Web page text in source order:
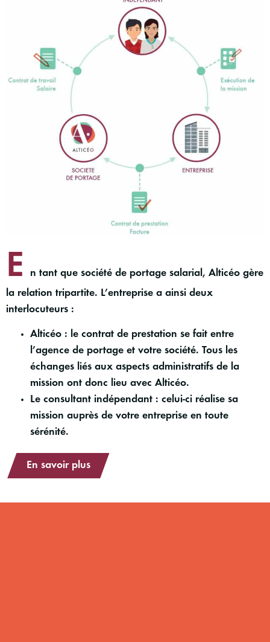
E
n tant que société de portage salarial, Alticéo gère
la relation tripartite. L’entreprise a ainsi deux
interlocuteurs :
Alticéo : le contrat de prestation se fait entre
l’agence de portage et votre société. Tous les
échanges liés aux aspects administratifs de la
mission ont donc lieu avec Alticéo.
Le consultant indépendant : celui-ci réalise sa
mission auprès de votre entreprise en toute
sérénité.
En savoir plus